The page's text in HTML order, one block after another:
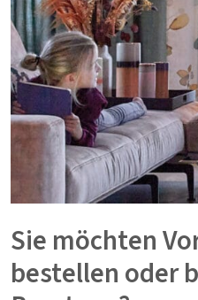
Sie möchten
bestellen oder